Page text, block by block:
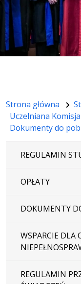
Strona główna
Uczelniana
Dokumenty do
REGULAMIN
OPŁATY
DOKUMENTY
WSPARCIE DLA
REGULAMIN